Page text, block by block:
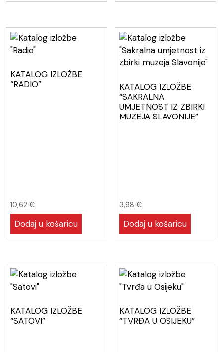
KATALOG IZLOŽBE
“RADIO”
10,62 €
Dodaj u košaricu
KATALOG IZLOŽBE
“SAKRALNA
UMJETNOST IZ ZBIRKI
MUZEJA SLAVONIJE”
3,98€
Dodaj u košaricu
KATALOG IZLOŽBE
“SATOVI”
KATALOG IZLOŽBE
“TVRĐA U OSIJEKU”